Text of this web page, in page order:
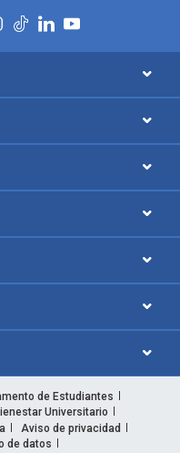
de Estudiantes
Universitario
Aviso de privacidad
de datos